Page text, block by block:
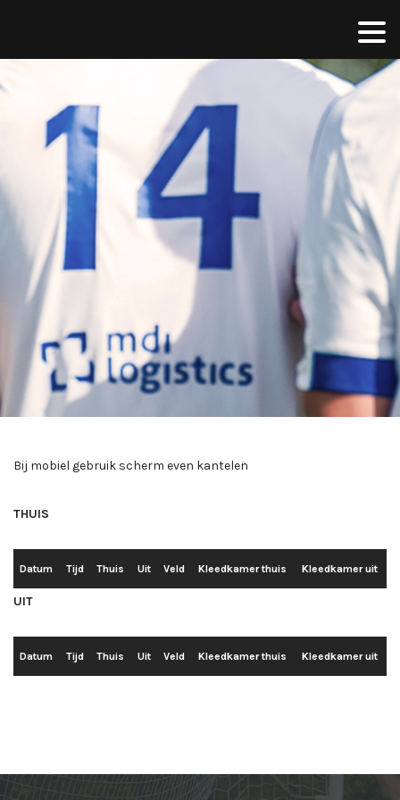
Bij mobiel gebruik scherm even kantelen
THUIS
Datum Tijd Thuis Uit Veld Kleedkamer thuis Kleedkamer uit
UIT
Datum Tijd Thuis Uit Veld Kleedkamer thuis Kleedkamer uit